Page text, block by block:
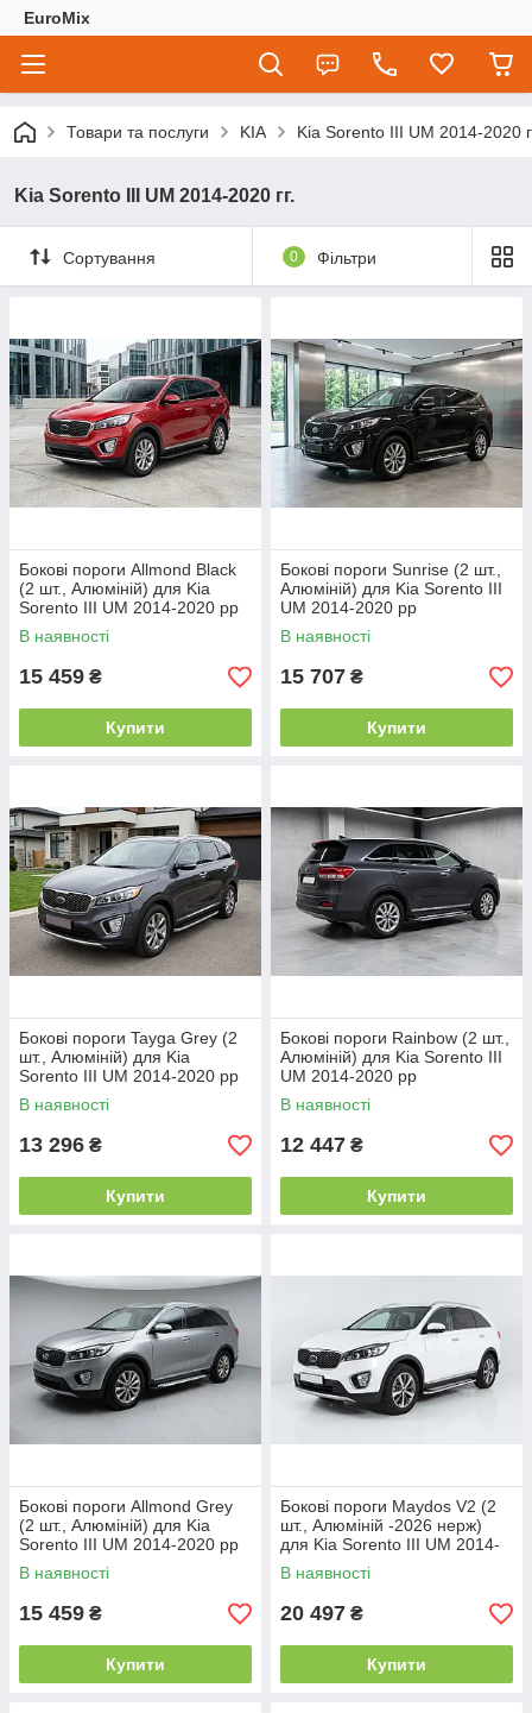
EuroMix
Товари та послуги KIA Kia Sorento III UM 2014-2020
Kia Sorento III UM 2014-2020 гг.
Сортування 0 Фільтри
Бокові пороги Allmond Black
(2 шт., Алюміній) для Kia
Sorento III UM 2014-2020 рр
В наявності
15 459 ₴
Купити
Бокові пороги Sunrise (2 шт.,
Алюміній) для Kia Sorento III
UM 2014-2020 рр
В наявності
15 707 ₴
Купити
Бокові пороги Tayga Grey (2
шт., Алюміній) для Kia
Sorento III UM 2014-2020 рр
В наявності
13 296 ₴
Купити
Бокові пороги Rainbow (2 шт.,
Алюміній) для Kia Sorento III
UM 2014-2020 рр
В наявності
12 447 ₴
Купити
Бокові пороги Allmond Grey
(2 шт., Алюміній) для Kia
Sorento III UM 2014-2020 рр
В наявності
15 459 ₴
Купити
Бокові пороги Maydos V2 (2
шт., Алюміній -2026 нерж)
для Kia Sorento III UM 2014-
2020 рр
В наявності
20 497 ₴
Купити